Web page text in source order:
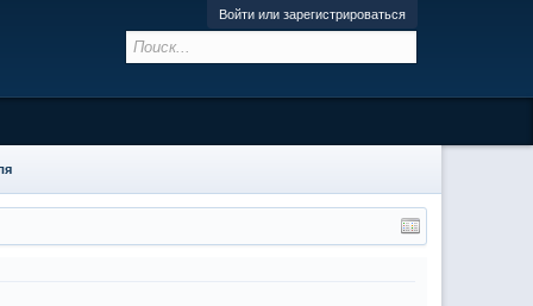
Войти или зарегистрироваться